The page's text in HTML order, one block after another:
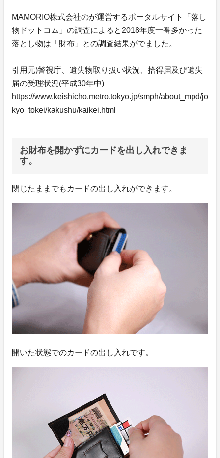
MAMORIO株式会社のが運営するポータルサイト「落し
物ドットコム」の調査によると2018年度一番多かった
落とし物は「財布」との調査結果がでました。
引用元)警視庁、遺失物取り扱い状況、拾得届及び遺失
届の受理状況(平成30年中)
https://www.keishicho.metro.tokyo.jp/smph/about_mpd/jo
kyo_tokei/kakushu/kaikei.html
お財布を開かずにカードを出し入れできま
す。
閉じたままでもカードの出し入れができます。
開いた状態でのカードの出し入れです。